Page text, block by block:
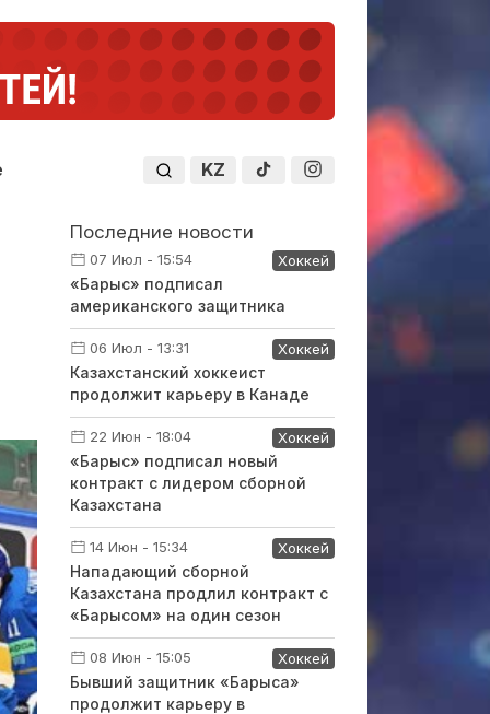
KZ
Последние новости
07 Июл - 15:54 Хоккей
«Барыс» подписал
американского защитника
06 Июл - 13:31 Хоккей
Казахстанский хоккеист
продолжит карьеру в Канаде
22 Июн - 18:04 Хоккей
«Барыс» подписал новый
контракт с лидером сборной
Казахстана
14 Июн - 15:34 Хоккей
Нападающий сборной
Казахстана продлил контракт с
«Барысом» на один сезон
08 Июн - 15:05 Хоккей
Бывший защитник «Барыса»
продолжит карьеру в